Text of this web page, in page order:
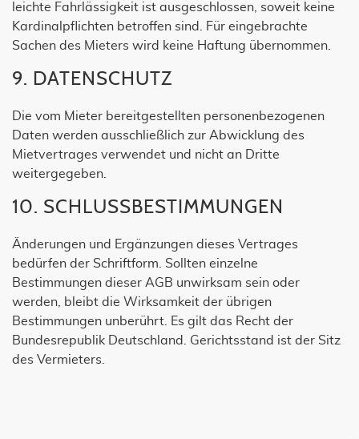
leichte Fahrlässigkeit ist ausgeschlossen, soweit keine
Kardinalpflichten betroffen sind. Für eingebrachte
Sachen des Mieters wird keine Haftung übernommen.
9. DATENSCHUTZ
Die vom Mieter bereitgestellten personenbezogenen
Daten werden ausschließlich zur Abwicklung des
Mietvertrages verwendet und nicht an Dritte
weitergegeben.
10. SCHLUSSBESTIMMUNGEN
Änderungen und Ergänzungen dieses Vertrages
bedürfen der Schriftform. Sollten einzelne
Bestimmungen dieser AGB unwirksam sein oder
werden, bleibt die Wirksamkeit der übrigen
Bestimmungen unberührt. Es gilt das Recht der
Bundesrepublik Deutschland. Gerichtsstand ist der Sitz
des Vermieters.